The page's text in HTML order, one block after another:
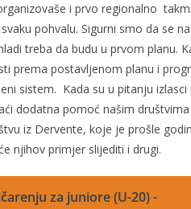
i prvo regionalno
pohvalu. Sigurni smo da se
treba da budu u prvom planu.
prema postavljenom planu i
sistem. Kada su u pitanju izlasci
dodatna pomoć našim
iz Dervente, koje je prošle
njihov primjer slijediti i drugi.
za juniore (U-20) -